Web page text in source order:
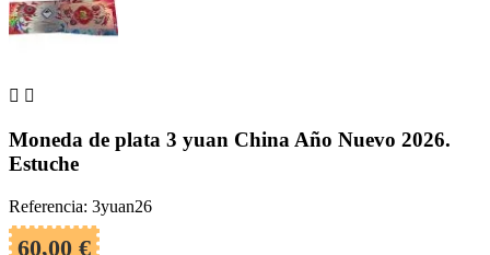
 
Moneda de plata 3 yuan China Año Nuevo 2026.
Estuche
Referencia: 3yuan26
60,00 €